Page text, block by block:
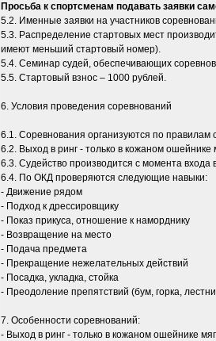
Просьба к спортсменам подавать заявки
5.2. Именные заявки на участников
5.3. Распределение стартовых мест
имеют меньший стартовый номер).
5.4. Семинар судей, обеспечивающих
5.5. Стартовый взнос – 1000 рублей.
6. Условия проведения соревнований
6.1. Соревнования организуются по правилам
6.2. Выход в ринг - только в кожаном
6.3. Судейство производится с момента входа
6.4. По ОКД проверяются следующие навыки:
- Движение рядом
- Подход к дрессировщику
- Показ прикуса, отношение к наморднику
- Возвращение на место
- Подача предмета
- Прекращение нежелательных действий
- Посадка, укладка, стойка
- Преодоление препятствий (бум, горка,
7. Особенности соревнований:
- Выход в ринг - только в кожаном ошейнике